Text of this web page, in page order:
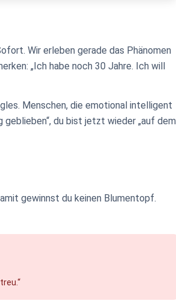
Wir erleben gerade das Phänomen
„Ich habe noch 30 Jahre. Ich will
Menschen, die emotional intelligent
geblieben“, du bist jetzt wieder „auf dem
gewinnst du keinen Blumentopf.